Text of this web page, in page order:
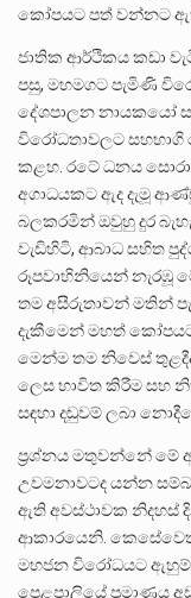
කෝපයට පත් වන්නට
ජාතික ආර්ථිකය කඩා
පසු, මහමගට පැමිණි
දේශපාලන නායකයෝ
විරෝධතාවලට
කළහ. රටේ ධනය
අගාධයකට ඇද දැමූ
බලකරමින් ඔවුහු දුර
වැඩිහිටි, ආබාධ සහිත
රූපවාහිනියෙන් නැරඹූ
තම අසීරුතාවන් මතින්
දැකීමෙන් මහත්
මෙන්ම තම නිවෙස්
ලෙස භාවිත කිරීම සහ
සඳහා දඬුවම් ලබා
ප්‍රශ්නය මතුවන්නේ මේ
උවමනාවටද යන්න
ඇති අවස්ථාවක නිදහස්
ආකාරයෙනි.
මහජන විරෝධයට
පෙළපාලියේ ප්‍රමාණය